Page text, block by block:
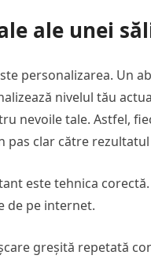
ale unei
personalizarea. Un
nivelul tău
nevoile tale. Astfel,
pas clar către
este tehnica
de pe internet.
greșită repetată